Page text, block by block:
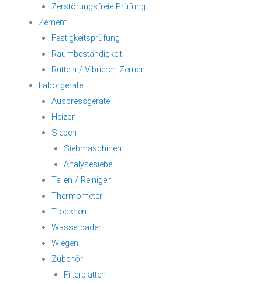
Zerstörungsfreie Prüfung
Zement
Festigkeitsprüfung
Raumbeständigkeit
Rütteln / Vibrieren Zement
Laborgeräte
Auspressgeräte
Heizen
Sieben
Siebmaschinen
Analysesiebe
Teilen / Reinigen
Thermometer
Trocknen
Wasserbäder
Wiegen
Zubehör
Filterplatten